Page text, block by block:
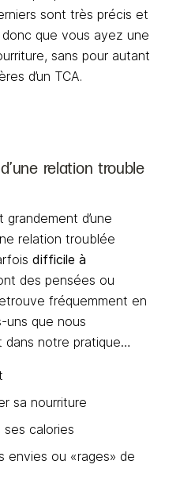
sont très précis et
que vous ayez une
sans pour autant
d’un TCA.
relation trouble
d’une
relation troublée
difficile à
des pensées ou
fréquemment en
uns que nous
dans notre pratique…
sa nourriture
calories
envies ou «rages» de